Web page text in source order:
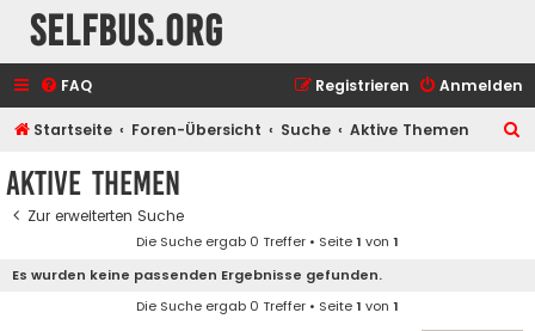
selfbus.org
FAQ Anmelden
Registrieren
Startseite Foren-Übersicht Suche Aktive Themen
Aktive Themen
Zur erweiterten Suche
Die Suche ergab 0 Treffer • Seite1 von 1
Es wurden keine passenden Ergebnisse gefunden.
Die Suche ergab 0 Treffer • Seite1 von 1